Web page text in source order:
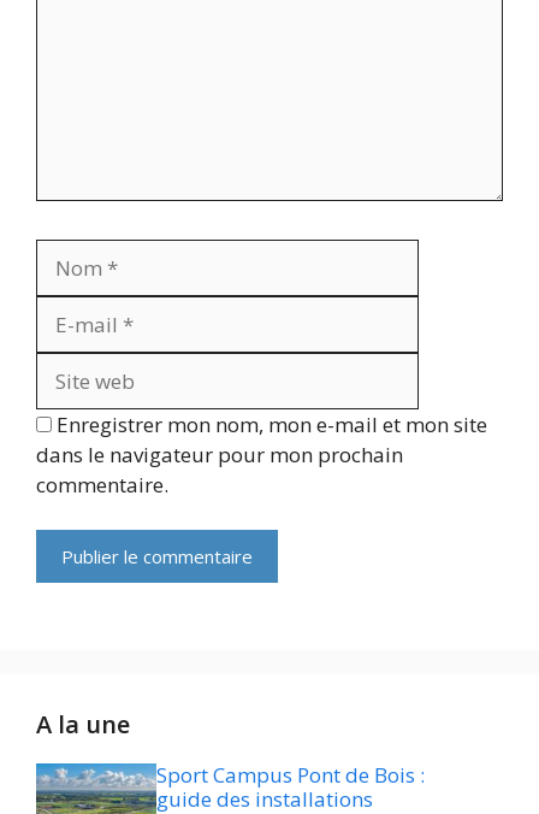
Enregistrer mon nom, mon e-mail et mon site
dans le navigateur pour mon prochain
commentaire.
A la une
Sport Campus Pont de Bois :
guide des installations